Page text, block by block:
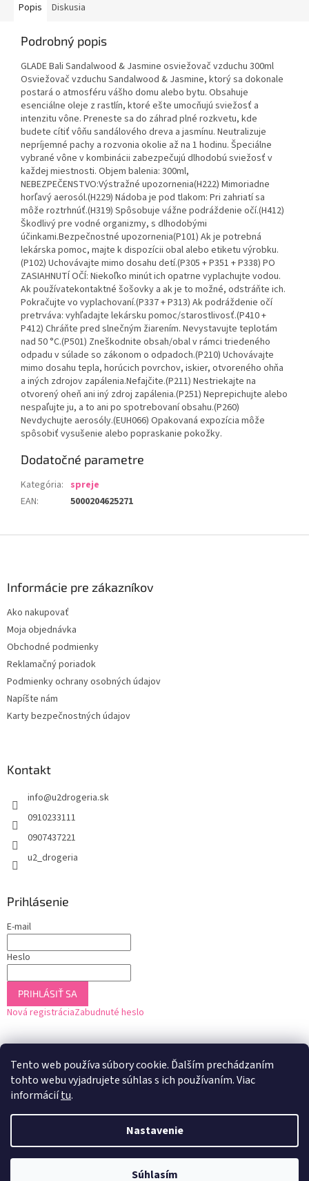
Tento web používa súbory cookie. Ďalším prechádzaním
tohto webu vyjadrujete súhlas s ich používaním. Viac
informáciítu.
Nastavenie
Súhlasím
Popis Diskusia
Podrobný popis
GLADE Bali Sandalwood & Jasmine osviežovač vzduchu 300ml
Osviežovač vzduchu Sandalwood & Jasmine, ktorý sa dokonale
postará o atmosféru vášho domu alebo bytu. Obsahuje
esenciálne oleje z rastlín, ktoré ešte umocňujú sviežosť a
intenzitu vône. Preneste sa do záhrad plné rozkvetu, kde
budete cítiť vôňu sandálového dreva a jasmínu. Neutralizuje
nepríjemné pachy a rozvonia okolie až na 1 hodinu. Špeciálne
vybrané vône v kombinácii zabezpečujú dlhodobú sviežosť v
každej miestnosti. Objem balenia: 300ml,
NEBEZPEČENSTVO:Výstražné upozornenia(H222) Mimoriadne
horľavý aerosól.(H229) Nádoba je pod tlakom: Pri zahriatí sa
môže roztrhnúť.(H319) Spôsobuje vážne podráždenie očí.(H412)
Škodlivý pre vodné organizmy, s dlhodobými
účinkami.Bezpečnostné upozornenia(P101) Ak je potrebná
lekárska pomoc, majte k dispozícii obal alebo etiketu výrobku.
(P102) Uchovávajte mimo dosahu detí.(P305 + P351 + P338) PO
ZASIAHNUTÍ OČÍ: Niekoľko minút ich opatrne vyplachujte vodou.
Ak používatekontaktné šošovky a ak je to možné, odstráňte ich.
Pokračujte vo vyplachovaní.(P337 + P313) Ak podráždenie očí
pretrváva: vyhľadajte lekársku pomoc/starostlivosť.(P410 +
P412) Chráňte pred slnečným žiarením. Nevystavujte teplotám
nad 50 °C.(P501) Zneškodnite obsah/obal v rámci triedeného
odpadu v súlade so zákonom o odpadoch.(P210) Uchovávajte
mimo dosahu tepla, horúcich povrchov, iskier, otvoreného ohňa
a iných zdrojov zapálenia.Nefajčite.(P211) Nestriekajte na
otvorený oheň ani iný zdroj zapálenia.(P251) Neprepichujte alebo
nespaľujte ju, a to ani po spotrebovaní obsahu.(P260)
Nevdychujte aerosóly.(EUH066) Opakovaná expozícia môže
spôsobiť vysušenie alebo popraskanie pokožky.
Dodatočné parametre
Kategória: spreje
EAN: 5000204625271
Informácie pre zákazníkov
Ako nakupovať
Moja objednávka
Obchodné podmienky
Reklamačný poriadok
Podmienky ochrany osobných údajov
Napíšte nám
Karty bezpečnostných údajov
Kontakt
info@u2drogeria.sk
0910233111
0907437221
u2_drogeria
Prihlásenie
E-mail
Heslo
PRIHLÁSIŤ SA
Nová registráciaZabudnuté heslo
Vytvoril Shoptet
U2 Drogéria. Všetky práva vyhradené.